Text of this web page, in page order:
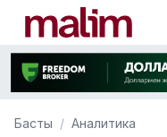
Басты Аналитика